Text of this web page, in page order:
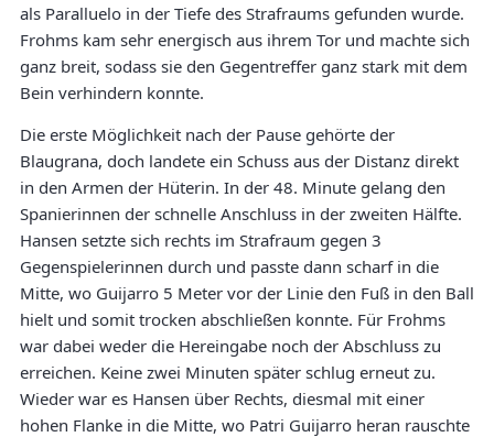
als Paralluelo in der Tiefe des Strafraums gefunden wurde.
Frohms kam sehr energisch aus ihrem Tor und machte sich
ganz breit, sodass sie den Gegentreffer ganz stark mit dem
Bein verhindern konnte.
Die erste Möglichkeit nach der Pause gehörte der
Blaugrana, doch landete ein Schuss aus der Distanz direkt
in den Armen der Hüterin. In der 48. Minute gelang den
Spanierinnen der schnelle Anschluss in der zweiten Hälfte.
Hansen setzte sich rechts im Strafraum gegen 3
Gegenspielerinnen durch und passte dann scharf in die
Mitte, wo Guijarro 5 Meter vor der Linie den Fuß in den Ball
hielt und somit trocken abschließen konnte. Für Frohms
war dabei weder die Hereingabe noch der Abschluss zu
erreichen. Keine zwei Minuten später schlug erneut zu.
Wieder war es Hansen über Rechts, diesmal mit einer
hohen Flanke in die Mitte, wo Patri Guijarro heran rauschte